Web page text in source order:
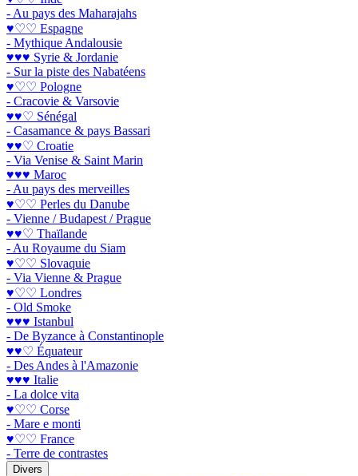
- Au pays des Maharajahs
♥♡♡ Espagne
- Mythique Andalousie
♥♥♥ Syrie & Jordanie
- Sur la piste des Nabatéens
♥♡♡ Pologne
- Cracovie & Varsovie
♥♥♡ Sénégal
- Casamance & pays Bassari
♥♥♡ Croatie
- Via Venise & Saint Marin
♥♥♥ Maroc
- Au pays des merveilles
♥♡♡ Perles du Danube
- Vienne / Budapest / Prague
♥♥♡ Thaïlande
- Au Royaume du Siam
♥♡♡ Slovaquie
- Via Vienne & Prague
♥♡♡ Londres
- Old Smoke
♥♥♥ Istanbul
- De Byzance à Constantinople
♥♥♡ Équateur
- Des Andes à l'Amazonie
♥♥♥ Italie
- La dolce vita
♥♡♡ Corse
- Mare e monti
♥♡♡ France
- Terre de contrastes
Divers